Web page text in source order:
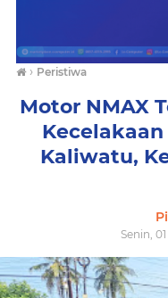
› Peristiwa
Motor NMAX
Kaliwatu,
Senin,